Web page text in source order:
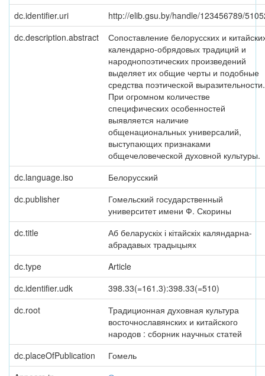
dc.identifier.uri
http://elib.gsu.by/handle/123456789/
dc.description.abstract
Сопоставление белорусских и
календарно-обрядовых традиций и
народнопоэтических произведений
выделяет их общие черты и подобные
средства поэтической выразительности.
При огромном количестве
специфических особенностей
выявляется наличие
общенациональных универсалий,
выступающих признаками
общечеловеческой духовной культуры.
dc.language.iso
Белорусский
dc.publisher
Гомельский государственный
университет имени Ф. Скорины
dc.title
Аб беларускіх і кітайскіх каляндарна-
абрадавых традыцыях
dc.type
Article
dc.identifier.udk
398.33(=161.3):398.33(=510)
dc.root
Традиционная духовная культура
восточнославянских и китайского
народов : сборник научных статей
dc.placeOfPublication
Гомель